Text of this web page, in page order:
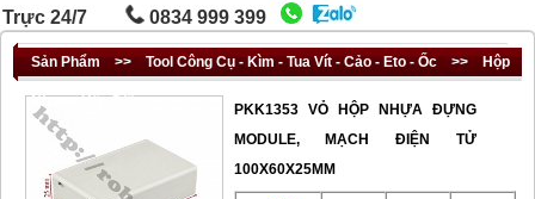
Trực 24/7
0834 999 399
Sản Phẩm >> Tool Công Cụ - Kìm - Tua Vít - Cảo - Eto - Ốc >> Hộp
Nhựa - Hộp Điện
PKK1353 VỎ HỘP NHỰA ĐỰNG
MODULE, MẠCH ĐIỆN TỬ
100X60X25MM